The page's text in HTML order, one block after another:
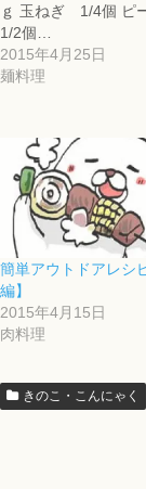
ｇ 玉ねぎ 1/4個 ピ
1/2個…
2015年4月25日
麺料理
簡単アウトドアレシ
編】
2015年4月15日
肉料理
きのこ・こんにゃく